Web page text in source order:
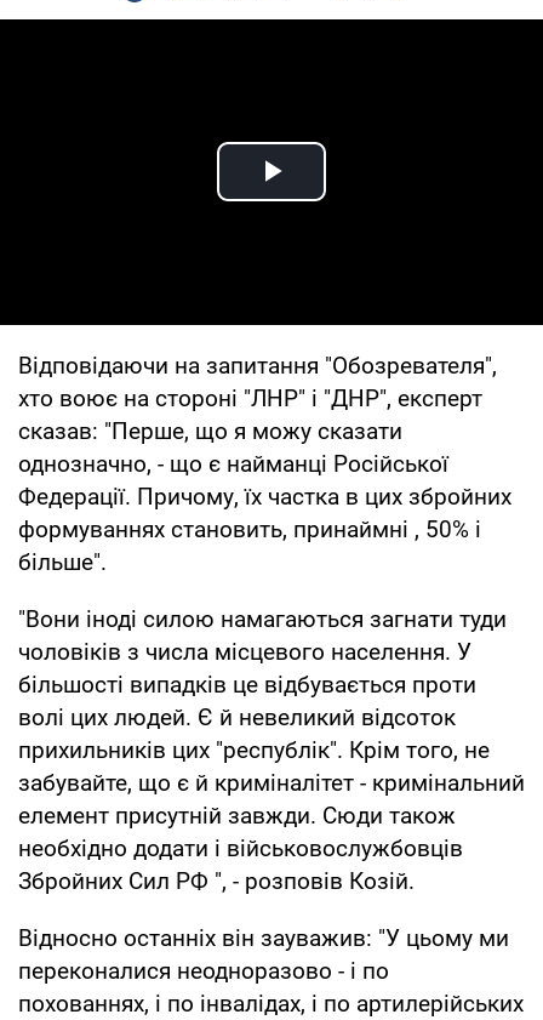
Play Video
Відповідаючи на запитання "Обозревателя",
хто воює на стороні "ЛНР" і "ДНР", експерт
сказав: "Перше, що я можу сказати
однозначно, - що є найманці Російської
Федерації. Причому, їх частка в цих збройних
формуваннях становить, принаймні , 50% і
більше".
"Вони іноді силою намагаються загнати туди
чоловіків з числа місцевого населення. У
більшості випадків це відбувається проти
волі цих людей. Є й невеликий відсоток
прихильників цих "республік". Крім того, не
забувайте, що є й криміналітет - кримінальний
елемент присутній завжди. Сюди також
необхідно додати і військовослужбовців
Збройних Сил РФ ", - розповів Козій.
Відносно останніх він зауважив: "У цьому ми
переконалися неодноразово - і по
похованнях, і по інвалідах, і по артилерійських